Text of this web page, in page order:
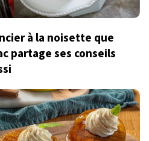
à la noisette que
partage ses conseils